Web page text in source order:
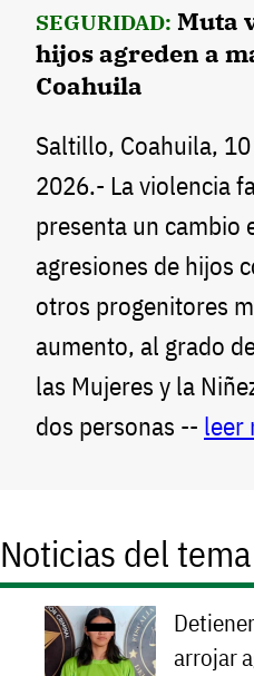
SEGURIDAD: Muta
hijos agreden a
Coahuila
Saltillo, Coahuila,
2026.- La violencia
presenta un cambio
agresiones de hijos
otros progenitores
aumento, al grado
las Mujeres y la
dos personas -- leer
Noticias del tema
arrojar